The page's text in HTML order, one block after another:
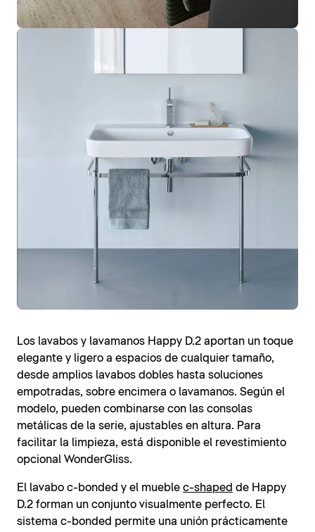
Los lavabos y lavamanos Happy D.2 aportan un toque
elegante y ligero a espacios de cualquier tamaño,
desde amplios lavabos dobles hasta soluciones
empotradas, sobre encimera o lavamanos. Según el
modelo, pueden combinarse con las consolas
metálicas de la serie, ajustables en altura. Para
facilitar la limpieza, está disponible el revestimiento
opcional WonderGliss.
El lavabo c-bonded y el mueble c-shaped de Happy
D.2 forman un conjunto visualmente perfecto. El
sistema c-bonded permite una unión prácticamente